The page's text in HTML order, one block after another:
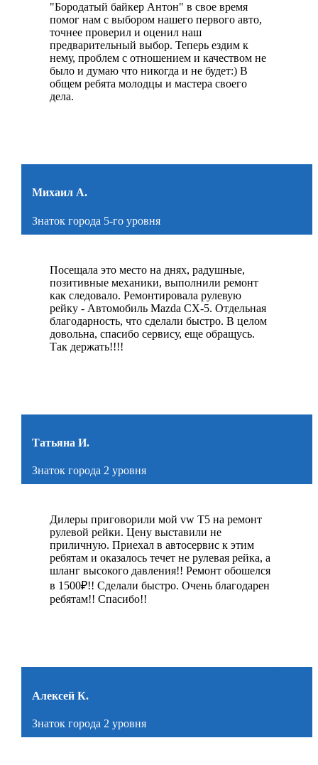
"Бородатый байкер Антон" в свое время
помог нам с выбором нашего первого авто,
точнее проверил и оценил наш
предварительный выбор. Теперь ездим к
нему, проблем с отношением и качеством не
было и думаю что никогда и не будет:) В
общем ребята молодцы и мастера своего
дела.
Михаил А.
Знаток города 5-го уровня
Посещала это место на днях, радушные,
позитивные механики, выполнили ремонт
как следовало. Ремонтировала рулевую
рейку - Автомобиль Mazda CX-5. Отдельная
благодарность, что сделали быстро. В целом
довольна, спасибо сервису, еще обращусь.
Так держать!!!!
Татьяна И.
Знаток города 2 уровня
Дилеры приговорили мой vw Т5 на ремонт
рулевой рейки. Цену выставили не
приличную. Приехал в автосервис к этим
ребятам и оказалось течет не рулевая рейка, а
шланг высокого давления!! Ремонт обошелся
в 1500₽!! Сделали быстро. Очень благодарен
ребятам!! Спасибо!!
Алексей К.
Знаток города 2 уровня